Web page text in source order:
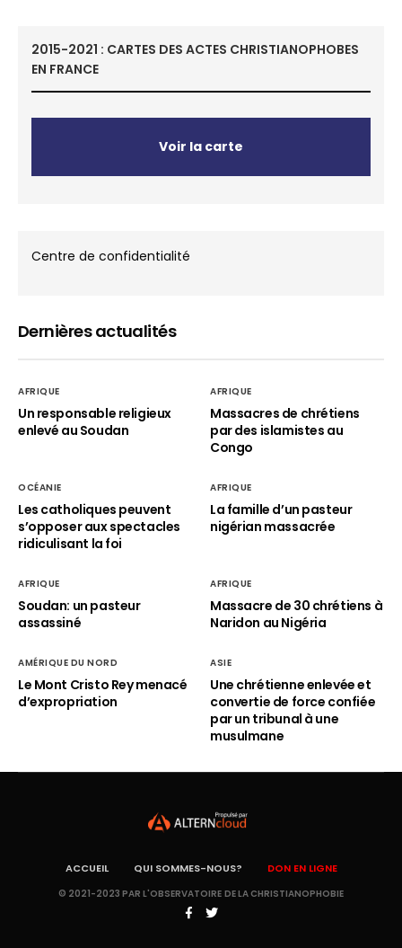
2015-2021 : CARTES DES ACTES CHRISTIANOPHOBES
EN FRANCE
Voir la carte
Centre de confidentialité
Dernières actualités
AFRIQUE
Un responsable religieux
enlevé au Soudan
AFRIQUE
Massacres de chrétiens
par des islamistes au
Congo
OCÉANIE
Les catholiques peuvent
s’opposer aux spectacles
ridiculisant la foi
AFRIQUE
La famille d’un pasteur
nigérian massacrée
AFRIQUE
Soudan: un pasteur
assassiné
AFRIQUE
Massacre de 30 chrétiens à
Naridon au Nigéria
AMÉRIQUE DU NORD
Le Mont Cristo Rey menacé
d’expropriation
ASIE
Une chrétienne enlevée et
convertie de force confiée
par un tribunal à une
musulmane
ACCUEIL QUI SOMMES-NOUS? DON EN LIGNE
© 2021-2023 PAR L'OBSERVATOIRE DE LA CHRISTIANOPHOBIE